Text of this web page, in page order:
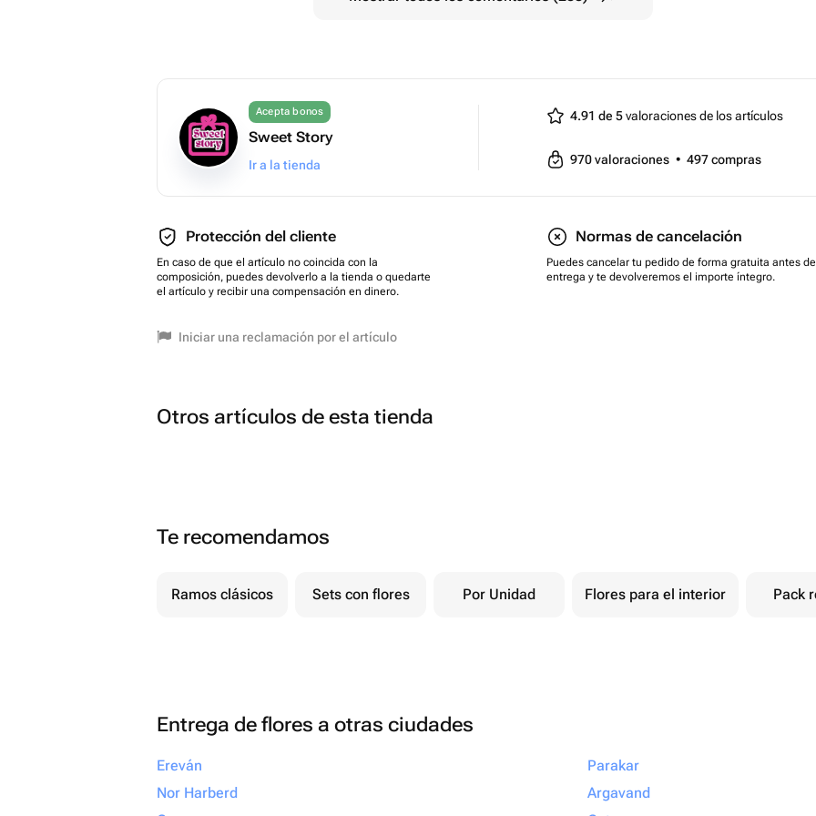
Acepta bonos
Sweet Story
Ir a la tienda
4.91 de 5valoraciones de los artículos
970valoraciones • 497compras
Protección del cliente
En caso de que el artículo no coincida con la
composición, puedes devolverlo a la tienda o quedarte
el artículo y recibir una compensación en dinero.
Normas de cancelación
Puedes cancelar tu pedido de forma gratuita antes
entrega y te devolveremos el importe íntegro.
Iniciar una reclamación por el artículo
Otros artículos de esta tienda
Te recomendamos
Ramos clásicos Sets con flores Por Unidad Flores para el interior Pack
Entrega de flores a otras ciudades
Ereván
Nor Harberd
Parakar
Argavand